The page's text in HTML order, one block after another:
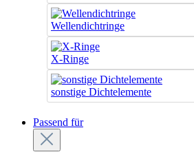
Wellendichtringe
X-Ringe
sonstige Dichtelemente
Passend für